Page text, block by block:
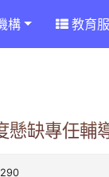
構 教育
懸缺專任輔